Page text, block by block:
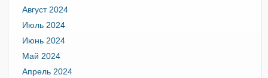
Август 2024
Июль 2024
Июнь 2024
Май 2024
Апрель 2024